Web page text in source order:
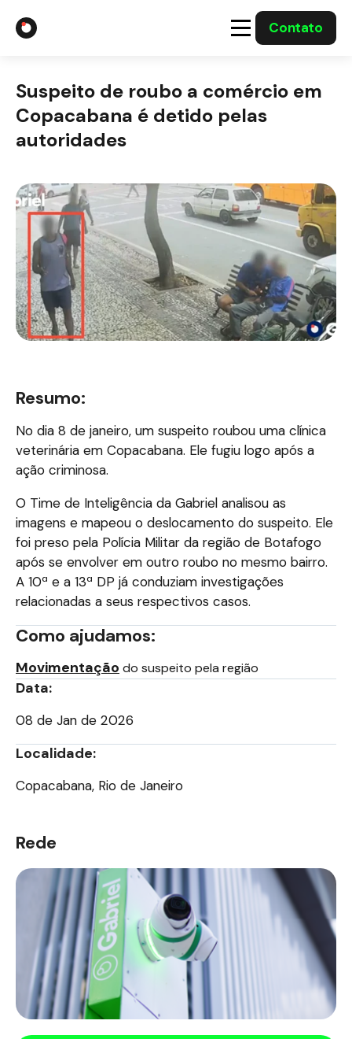
Contato
Soluções
Casos Solucionados
Mídia
Suspeito de roubo a comércio em
Copacabana é detido pelas
autoridades
Resumo:
No dia 8 de janeiro, um suspeito roubou uma clínica
veterinária em Copacabana. Ele fugiu logo após a
ação criminosa.
O Time de Inteligência da Gabriel analisou as
imagens e mapeou o deslocamento do suspeito. Ele
foi preso pela Polícia Militar da região de Botafogo
após se envolver em outro roubo no mesmo bairro.
A 10ª e a 13ª DP já conduziam investigações
relacionadas a seus respectivos casos.
Como ajudamos:
Movimentação do suspeito pela região
Data:
08 de Jan de 2026
Localidade:
Copacabana, Rio de Janeiro
Rede